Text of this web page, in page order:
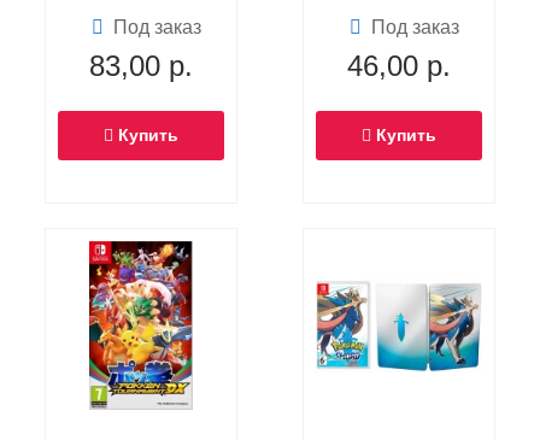
Версия (Switch)
Под заказ
83,00 р.
Купить
Под заказ
46,00 р.
Купить